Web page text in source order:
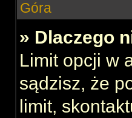
Góra
» Dlaczego
Limit opcji w
sądzisz, że
limit,